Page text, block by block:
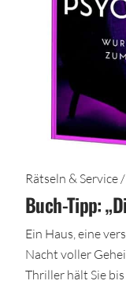
Rätseln & Service
Buch-Tipp:
Ein Haus, eine
Nacht voller
Thriller hält Sie